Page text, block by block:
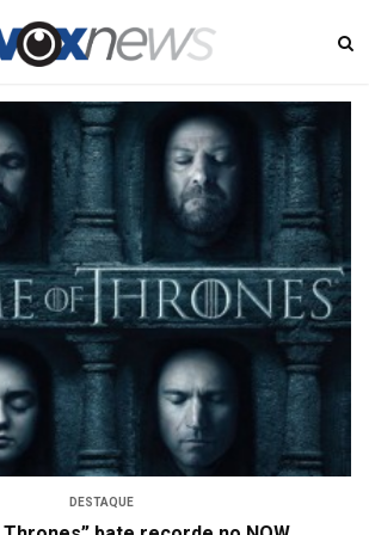
DESTAQUE